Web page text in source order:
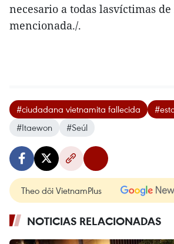
necesario a todas lasvíctimas
mencionada./.
#ciudadana vietnamita fallecida
#Itaewon
#Seúl
Theo dõi VietnamPlus
NOTICIAS RELACIONADAS